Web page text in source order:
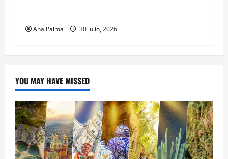
Ana Palma 30 julio, 2026
YOU MAY HAVE MISSED